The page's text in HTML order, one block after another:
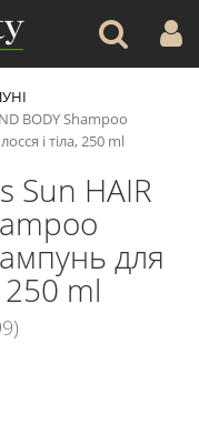
BODY Shampoo
і тіла, 250 ml
Sun HAIR
для
250 ml